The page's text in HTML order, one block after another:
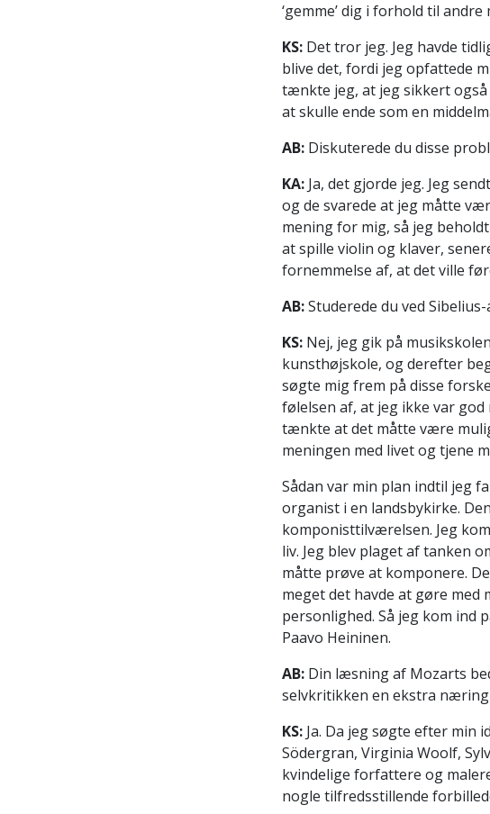
‘gemme’ dig i forhold til andre
KS: Det tror jeg. Jeg havde
blive det, fordi jeg opfattede
tænkte jeg, at jeg sikkert også
at skulle ende som en
AB: Diskuterede du disse
KA: Ja, det gjorde jeg. Jeg
og de svarede at jeg måtte
mening for mig, så jeg
at spille violin og klaver,
fornemmelse af, at det ville
AB:Studerede du ved
KS: Nej, jeg gik på
kunsthøjskole, og derefter
søgte mig frem på disse
følelsen af, at jeg ikke var
tænkte at det måtte være
meningen med livet og tjene
Sådan var min plan indtil jeg
organist i en landsbykirke.
komponisttilværelsen. Jeg
liv. Jeg blev plaget af tanken
måtte prøve at komponere.
meget det havde at gøre med
personlighed. Så jeg kom ind
Paavo Heininen.
AB: Din læsning af Mozarts
selvkritikken en ekstra
KS: Ja. Da jeg søgte efter min
Södergran, Virginia Woolf,
kvindelige forfattere og
nogle tilfredsstillende